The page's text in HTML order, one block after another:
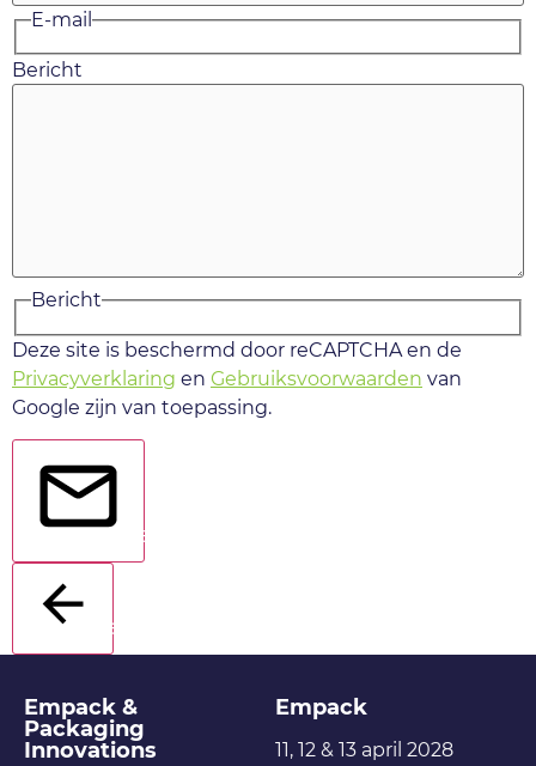
E-mail
Bericht
Bericht
Deze site is beschermd door reCAPTCHA en de
Privacyverklaring en Gebruiksvoorwaarden van
Google zijn van toepassing.
Verstuur
Terug
Empack &
Packaging
Innovations
Empack
11, 12 & 13 april 2028